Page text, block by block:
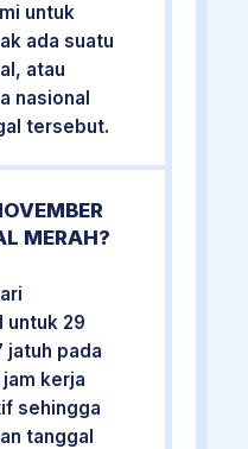
untuk
ada suatu
atau
nasional
tersebut.
MERAH?
untuk 29
jatuh pada
kerja
sehingga
tanggal